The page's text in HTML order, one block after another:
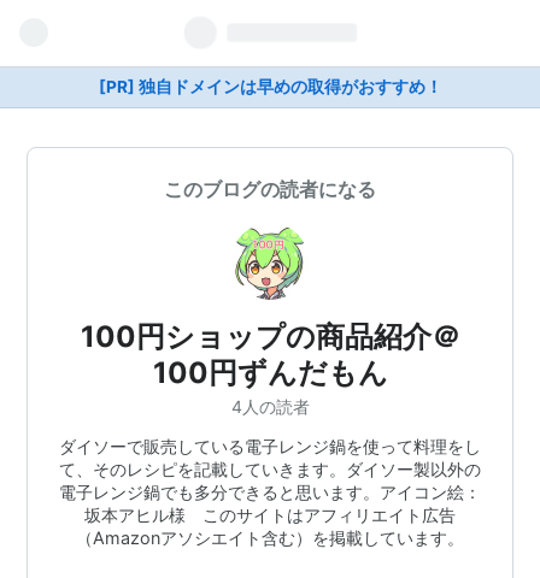
[PR] 独自ドメインは早めの取得がおすすめ！
このブログの読者になる
100円ショップの商品紹介＠
100円ずんだもん
4人の読者
ダイソーで販売している電子レンジ鍋を使って料理をし
て、そのレシピを記載していきます。ダイソー製以外の
電子レンジ鍋でも多分できると思います。アイコン絵：
坂本アヒル様 このサイトはアフィリエイト広告
（Amazonアソシエイト含む）を掲載しています。